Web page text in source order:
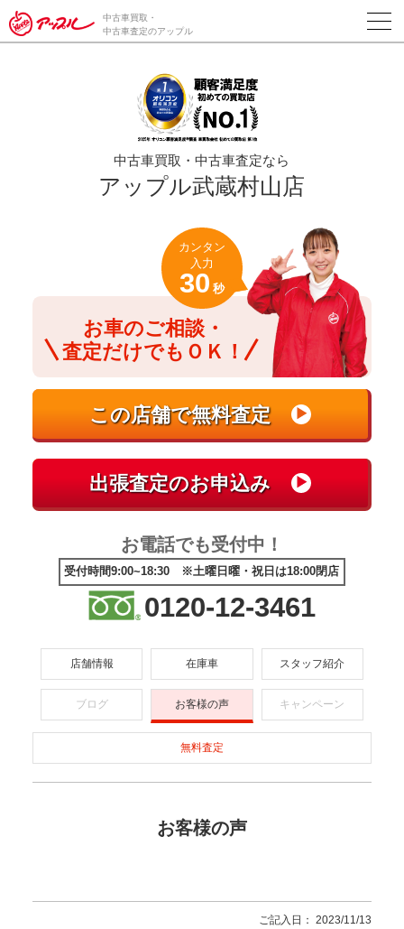
/*ABテスト_新規査定フォームの為のCVボタン*/
中古車買取・
中古車査定のアップル
中古車買取・中古車査定なら
アップル武蔵村山店
お車のご相談・
査定だけでもＯＫ！
カンタン
入力
30 秒
お電話でも受付中！
受付時間9:00~18:30 ※土曜日曜・祝日は18:00閉店
0120-12-3461
店舗情報 在庫車 スタッフ紹介
ブログ お客様の声 キャンペーン
無料査定
お客様の声
ご記入日： 2023/11/13